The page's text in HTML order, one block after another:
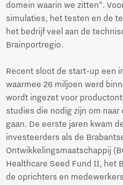
domein waarin we zitten”.
simulaties, het testen en de
het bedrijf veel aan de
Brainportregio.
Recent sloot de start-up een
waarmee 26 miljoen werd
wordt ingezet voor
studies die nodig zijn om
gaan. De eerste jaren kwam
investeerders als de
Ontwikkelingsmaatschappij
Healthcare Seed Fund II, het
de oprichters en